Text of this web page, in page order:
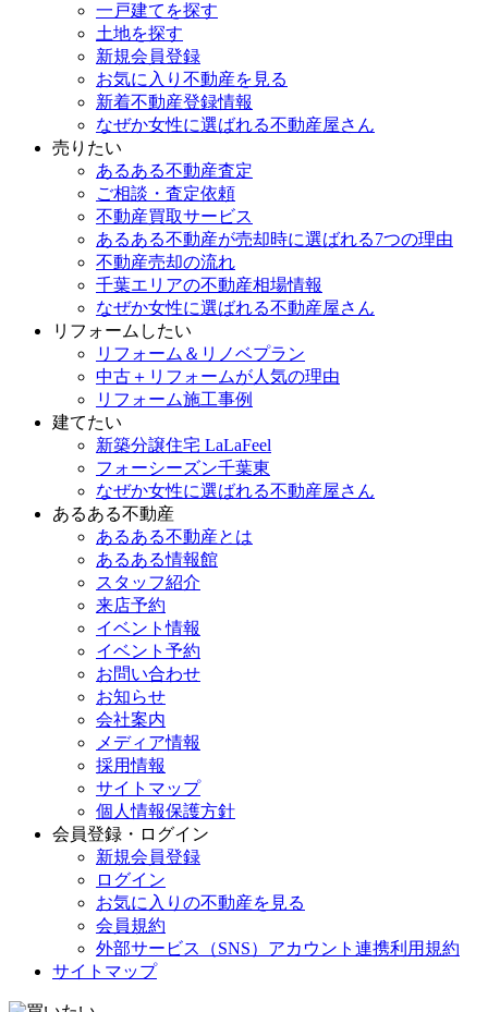
一戸建てを探す
土地を探す
新規会員登録
お気に入り不動産を見る
新着不動産登録情報
なぜか女性に選ばれる不動産屋さん
売りたい
あるある不動産査定
ご相談・査定依頼
不動産買取サービス
あるある不動産が売却時に選ばれる7つの理由
不動産売却の流れ
千葉エリアの不動産相場情報
なぜか女性に選ばれる不動産屋さん
リフォームしたい
リフォーム＆リノベプラン
中古＋リフォームが人気の理由
リフォーム施工事例
建てたい
新築分譲住宅 LaLaFeel
フォーシーズン千葉東
なぜか女性に選ばれる不動産屋さん
あるある不動産
あるある不動産とは
あるある情報館
スタッフ紹介
来店予約
イベント情報
イベント予約
お問い合わせ
お知らせ
会社案内
メディア情報
採用情報
サイトマップ
個人情報保護方針
会員登録・ログイン
新規会員登録
ログイン
お気に入りの不動産を見る
会員規約
外部サービス（SNS）アカウント連携利用規約
サイトマップ